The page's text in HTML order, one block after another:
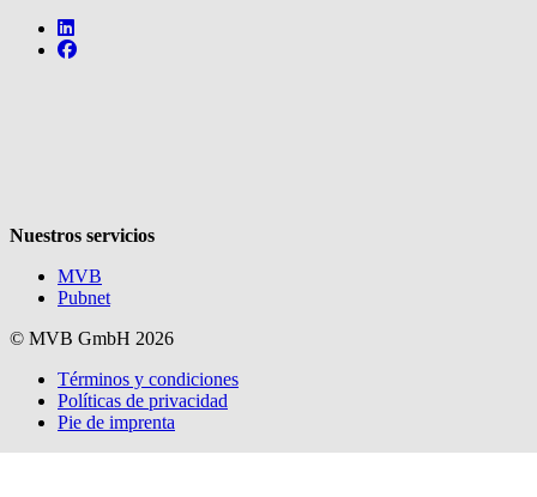
Follow us on https://de.linkedin.com/company/mvblatam
Follow us on https://www.facebook.com/metabooksmx
Nuestros servicios
MVB
Pubnet
© MVB GmbH 2026
Términos y condiciones
Políticas de privacidad
Pie de imprenta